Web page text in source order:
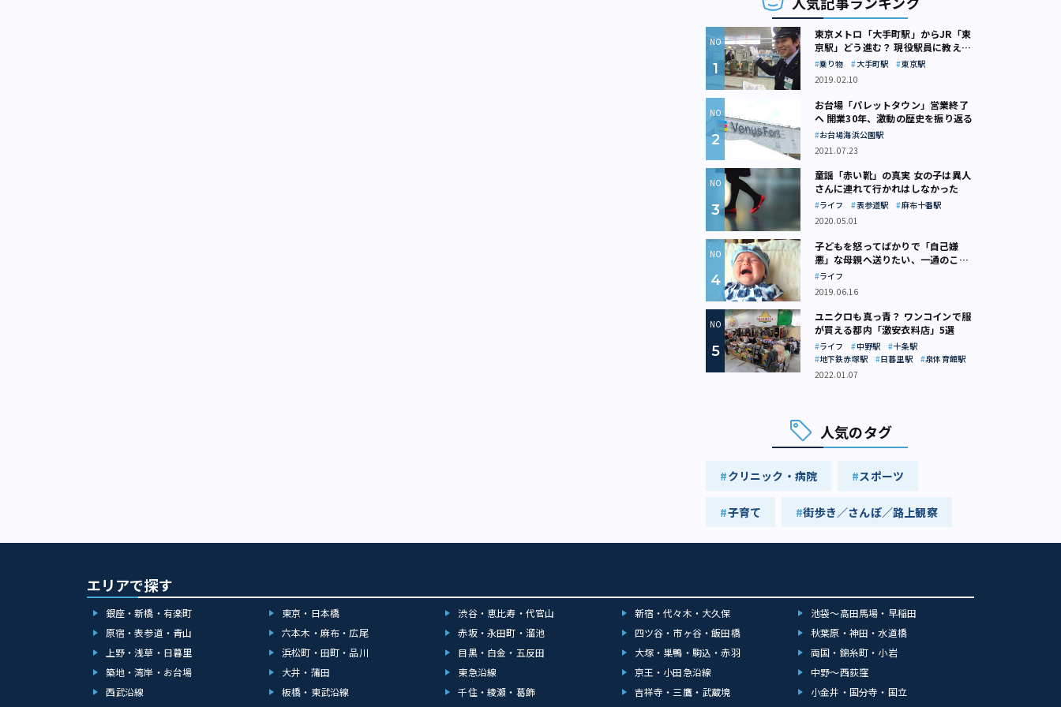
東京メトロ「大手町駅」からJR「東
京駅」どう進む？ 現役駅員に教えて
もらいました
乗り物 大手町駅
東京駅
2019.02.10
お台場「パレットタウン」営業終了
へ 開業30年、激動の歴史を振り返る
お台場海浜公園駅
2021.07.23
童謡「赤い靴」の真実 女の子は異人
さんに連れて行かれはしなかった
ライフ 表参道駅
麻布十番駅
2020.05.01
子どもを怒ってばかりで「自己嫌
悪」な母親へ送りたい、一通のここ
ろの処方箋
ライフ
2019.06.16
ユニクロも真っ青？ ワンコインで服
が買える都内「激安衣料店」5選
ライフ 中野駅
十条駅
地下鉄赤塚駅
日暮里駅
泉体育館駅
2022.01.07
人気のタグ
クリニック・病院 スポーツ
子育て 街歩き／さんぽ／路上観察
エリアで探す
銀座・新橋・有楽町 東京・日本橋 渋谷・恵比寿・代官山 新宿・代々木・大久保
池袋～高田馬場・早稲田
原宿・表参道・青山
六本木・麻布・広尾 赤坂・永田町・溜池 四ツ谷・市ヶ谷・飯田橋
秋葉原・神田・水道橋
上野・浅草・日暮里
浜松町・田町・品川 目黒・白金・五反田 大塚・巣鴨・駒込・赤羽
両国・錦糸町・小岩
築地・湾岸・お台場
大井・蒲田 東急沿線 京王・小田急沿線
中野～西荻窪
西武沿線
板橋・東武沿線 千住・綾瀬・葛飾 吉祥寺・三鷹・武蔵境
小金井・国分寺・国立